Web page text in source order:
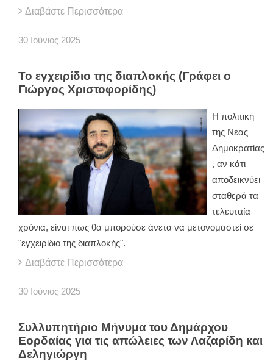
Διαβάστε Περισσότερα
30 Ιούνιος 2025
Το εγχειρίδιο της διαπλοκής (Γράφει ο
Γιώργος Χριστοφορίδης)
Η πολιτική
της Νέας
Δημοκρατίας
, αν κάτι
αποδεικνύει
σταθερά τα
τελευταία
χρόνια, είναι πως θα μπορούσε άνετα να μετονομαστεί σε
"εγχειρίδιο της διαπλοκής".
Διαβάστε Περισσότερα
30 Ιούνιος 2025
Συλλυπητήριο Μήνυμα του Δημάρχου
Εορδαίας για τις απώλειες των Λαζαρίδη και
Δεληγιώργη